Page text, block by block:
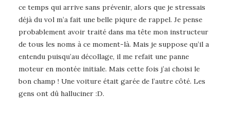
ce temps qui arrive sans prévenir, alors que je stressais
déjà du vol m’a fait une belle piqure de rappel. Je pense
probablement avoir traité dans ma tête mon instructeur
de tous les noms à ce moment-là. Mais je suppose qu’il a
entendu puisqu’au décollage, il me refait une panne
moteur en montée initiale. Mais cette fois j’ai choisi le
bon champ ! Une voiture était garée de l’autre côté. Les
gens ont dû halluciner :D.